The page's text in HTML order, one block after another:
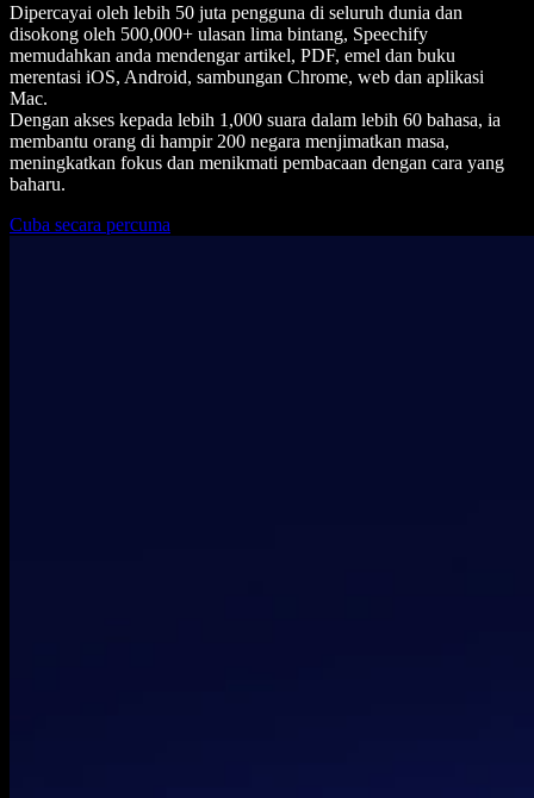
Dipercayai oleh lebih 50 juta pengguna di seluruh dunia dan
disokong oleh 500,000+ ulasan lima bintang, Speechify
memudahkan anda mendengar artikel, PDF, emel dan buku
merentasi iOS, Android, sambungan Chrome, web dan aplikasi
Mac.
Dengan akses kepada lebih 1,000 suara dalam lebih 60 bahasa, ia
membantu orang di hampir 200 negara menjimatkan masa,
meningkatkan fokus dan menikmati pembacaan dengan cara yang
baharu.
Cuba secara percuma